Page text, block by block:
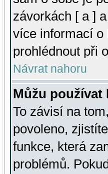
závorkách [ a ]
více informací o
prohlédnout při
Návrat nahoru
Můžu používat
To závisí na
povoleno,
funkce, která
problémů.